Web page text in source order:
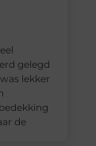
gelegd
lekker
de